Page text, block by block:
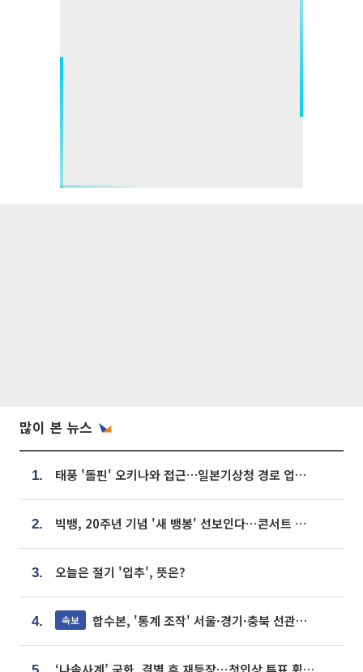
많이 본 뉴스
1. 태풍 '돌핀' 오키나와 접근…일본기상청 경로 업데이트
2. 빅뱅, 20주년 기념 '새 뱅봉' 선보인다⋯콘서트 앞두고 팝업 개최
3. 오늘은 절기 '입추', 뜻은?
4. 속보 합수본, '통계 조작' 서울·경기·충북 선관위 등 추가 압수수색